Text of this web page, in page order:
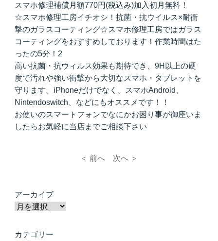
スマホ修理補償月額770円(税込み)加入初月無料！
☆スマホ修理工房イチオシ！抗菌・抗ウイルス×耐衝
撃のガラスコーティング☆スマホ修理工房ではガラス
コーティングをおすすめしております！作業時間はた
ったの5分！2
高い抗菌・抗ウィルス効果も期待でき、9H以上の硬
度で汚れや強い衝撃から大切なスマホ・タブレットを
守ります。iPhoneだけでなく、スマホAndroid、
Nintendoswitch、などにもオススメです！！
お使いのスマートフォンでなにかお困り事が御座いま
したらお気軽に当店までご相談下さい
＜ 前へ 次へ ＞
アーカイブ
カテゴリー